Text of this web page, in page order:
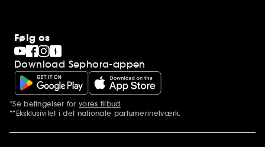
Følg os
Download Sephora-appen
Yderligere bemærkninger
*Se betingelser for vores tilbud
**Eksklusivitet i det nationale parfumerinetværk.